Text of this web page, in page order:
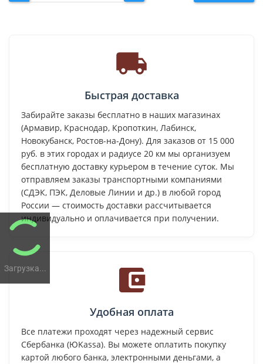
Загрузка...
Быстрая доставка
Забирайте заказы бесплатно в наших магазинах
(Армавир, Краснодар, Кропоткин, Лабинск,
Новокубанск, Ростов-на-Дону). Для заказов от 15 000
руб. в этих городах и радиусе 20 км мы организуем
бесплатную доставку курьером в течение суток. Мы
отправляем заказы транспортными компаниями
(СДЭК, ПЭК, Деловые Линии и др.) в любой город
России — стоимость доставки рассчитывается
индивидуально и оплачивается при получении.
Удобная оплата
Все платежи проходят через надежный сервис
Сбербанка (ЮKassa). Вы можете оплатить покупку
картой любого банка, электронными деньгами, а